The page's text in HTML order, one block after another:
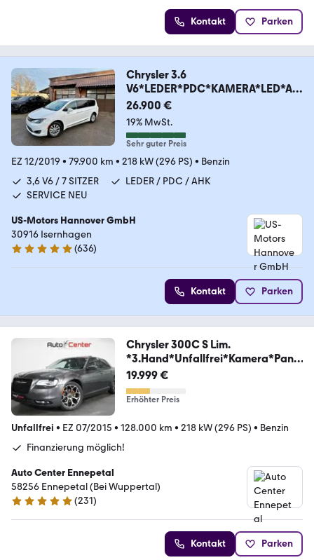
Kontakt Parken
Chrysler 3.6
V6*LEDER*PDC*KAMERA*LED*AH
K*7SITZER*GARANTIE
26.900 €
19% MwSt.
Sehr guter Preis
EZ 12/2019 • 79.900 km • 218 kW (296 PS) • Benzin
3,6 V6 / 7 SITZER
LEDER / PDC / AHK
SERVICE NEU
US-Motors Hannover GmbH
30916 Isernhagen
4.8 Sterne
(636)
Kontakt Parken
Chrysler 300C S Lim.
*3.Hand*Unfallfrei*Kamera*Pano
*
19.999 €
Erhöhter Preis
Unfallfrei • EZ 07/2015 • 128.000 km • 218 kW (296 PS) • Benzin
Finanzierung möglich!
Auto Center Ennepetal
58256 Ennepetal (Bei Wuppertal)
5 Sterne
(231)
Kontakt Parken